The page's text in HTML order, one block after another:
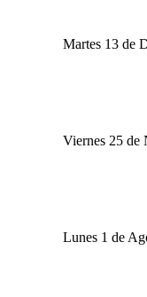
Martes 13 de
Viernes 25 de
Lunes 1 de